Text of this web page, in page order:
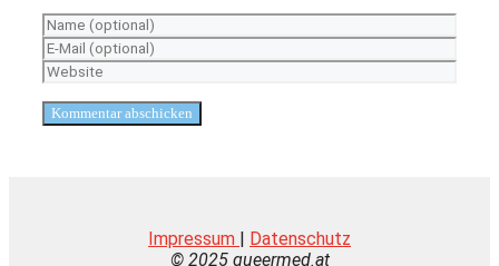
Name
E-
Mail-
Adresse
Website
Impressum
Datenschutz
© 2025 queermed.at